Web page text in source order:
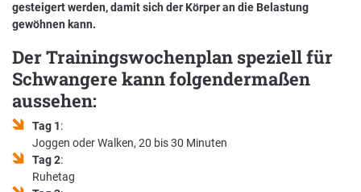
gesteigert werden, damit sich der Körper an die Belastung
gewöhnen kann.
Der Trainingswochenplan speziell für
Schwangere kann folgendermaßen
aussehen:
Tag 1:
Joggen oder Walken, 20 bis 30 Minuten
Tag 2:
Ruhetag